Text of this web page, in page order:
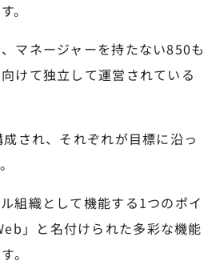
。
マネージャーを持たない850も
けて独立して運営されている
され、それぞれが目標に沿っ
組織として機能する1つのポイ
」と名付けられた多彩な機能
。